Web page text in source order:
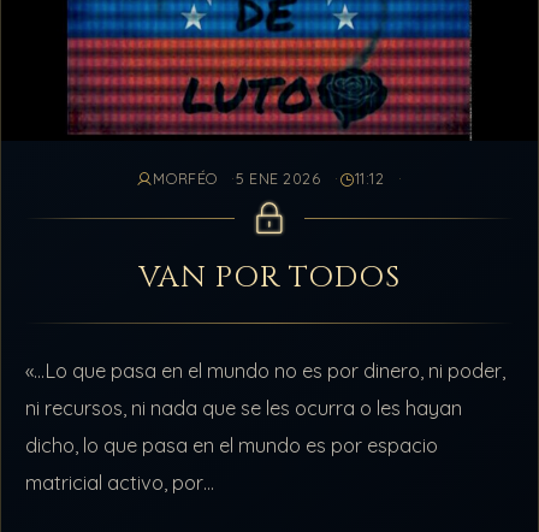
MORFÉO 5 ENE 2026 11:12
VAN POR TODOS
«…Lo que pasa en el mundo no es por dinero, ni poder,
ni recursos, ni nada que se les ocurra o les hayan
dicho, lo que pasa en el mundo es por espacio
matricial activo, por…